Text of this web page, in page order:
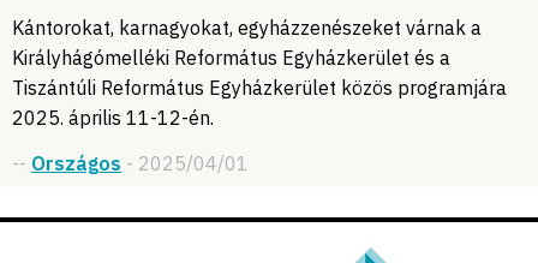
Kántorokat, karnagyokat, egyházzenészeket várnak a
Királyhágómelléki Református Egyházkerület és a
Tiszántúli Református Egyházkerület közös programjára
2025. április 11-12-én.
-- Országos - 2025/04/01